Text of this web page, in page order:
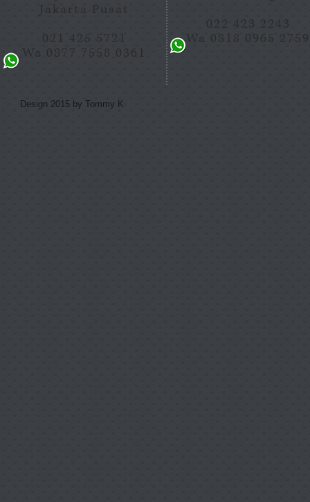
Jakarta Pusat
021 425 5721
Wa 0877 7558 0361
022 423 2243
Wa 0818 0965 2759
Design 2015 by Tommy K.